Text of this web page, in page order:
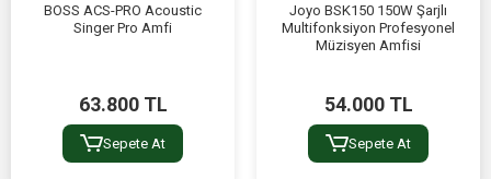
BOSS ACS-PRO Acoustic
Singer Pro Amfi
63.800 TL
Sepete At
Joyo BSK150 150W Şarjlı
Multifonksiyon Profesyonel
Müzisyen Amfisi
54.000 TL
Sepete At